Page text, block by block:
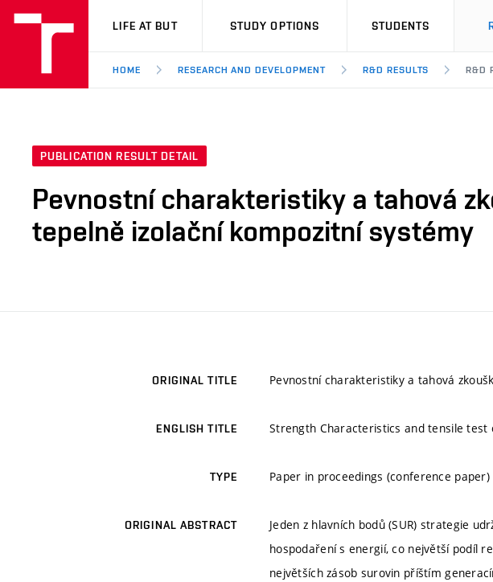
VUT
LIFE AT BUT STUDY OPTIONS STUDENTS
HOME RESEARCH AND DEVELOPMENT R&D RESULTS R&D
PUBLICATION RESULT DETAIL
Pevnostní charakteristiky a tahová
tepelně izolační kompozitní systémy
ORIGINAL TITLE Pevnostní charakteristiky a tahová
ENGLISH TITLE Strength Characteristics and tensile
TYPE Paper in proceedings (conference paper)
ORIGINAL ABSTRACT
Jeden z hlavních bodů (SUR) strategie
hospodaření s energií, co největší podíl
největších zásob surovin příštím